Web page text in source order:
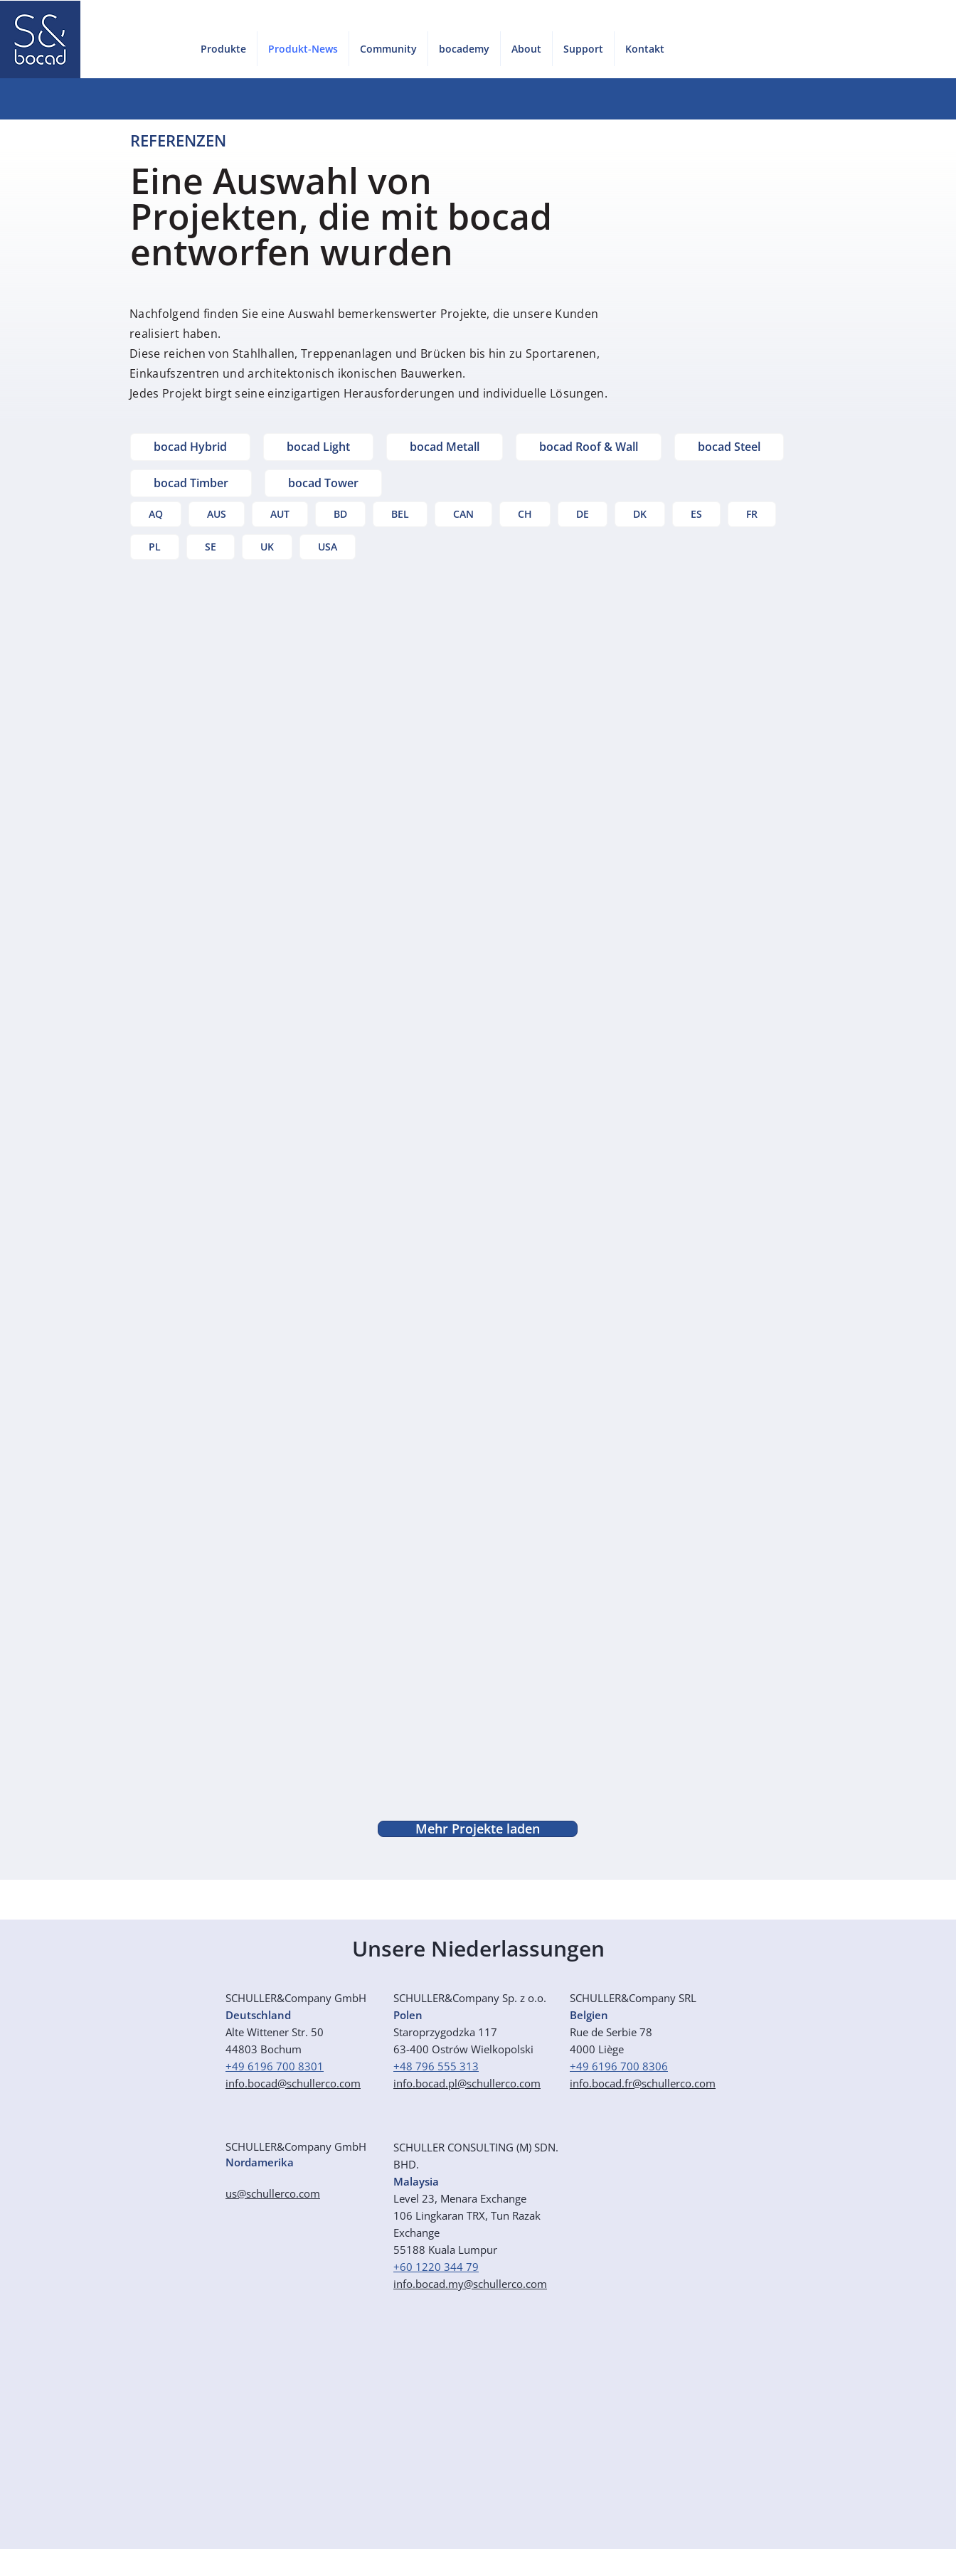
Produkte Produkt-News Community bocademy About Support Kontakt
REFERENZEN
Eine Auswahl von
Projekten, die mit bocad
entworfen wurden
Nachfolgend finden Sie eine Auswahl bemerkenswerter Projekte, die unsere Kunden
realisiert haben.
Diese reichen von Stahlhallen, Treppenanlagen und Brücken bis hin zu Sportarenen,
Einkaufszentren und architektonisch ikonischen Bauwerken.
Jedes Projekt birgt seine einzigartigen Herausforderungen und individuelle Lösungen.
bocad Hybrid bocad Light bocad Metall bocad Roof & Wall bocad Steel
bocad Timber bocad Tower
AQ AUS AUT BD BEL CAN CH DE DK ES FR
PL SE UK USA
Mehr Projekte laden
Unsere Niederlassungen
SCHULLER&Company GmbH
Deutschland
Alte Wittener Str. 50
44803 Bochum
+49 6196 700 8301
info.bocad@schullerco.com
SCHULLER&Company Sp. z o.o.
Polen
Staroprzygodzka 117
63-400 Ostrów Wielkopolski
+48 796 555 313
info.bocad.pl@schullerco.com
SCHULLER&Company SRL
Belgien
Rue de Serbie 78
4000 Liège
+49 6196 700 8306
info.bocad.fr@schullerco.com
SCHULLER&Company GmbH
Nordamerika
us@schullerco.com
SCHULLER CONSULTING (M) SDN.
BHD.
Malaysia
Level 23, Menara Exchange
106 Lingkaran TRX, Tun Razak
Exchange
55188 Kuala Lumpur
+60 1220 344 79
info.bocad.my@schullerco.com